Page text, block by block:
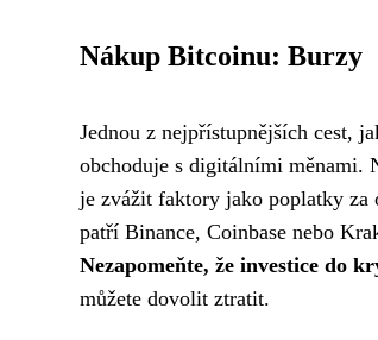
Nákup Bitcoinu: Burzy
Jednou z nejpřístupnějších cest,
obchoduje s digitálními měnami.
je zvážit faktory jako poplatky za
patří Binance, Coinbase nebo
Nezapomeňte, že investice do
můžete dovolit ztratit.